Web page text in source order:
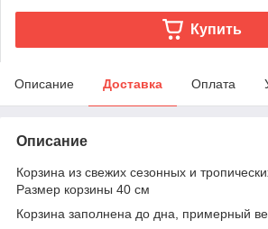
Купить
Описание Доставка Оплата
Описание
Корзина из свежих сезонных и
Размер корзины 40 см
Корзина заполнена до дна, примерный